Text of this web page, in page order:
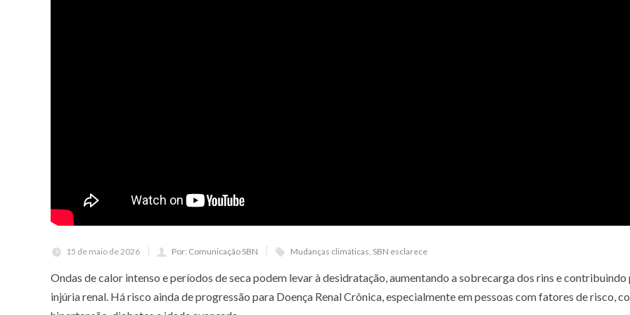
15 de maio de 2026 Por: Comunicação SBN Mudanças climáticas, SBN esclarece
Ondas de calor intenso e períodos de seca podem levar à desidratação, aumentando a sobrecarga dos rins e contribuindo
injúria renal. Há risco ainda de progressão para Doença Renal Crônica, especialmente em pessoas com fatores de risco,